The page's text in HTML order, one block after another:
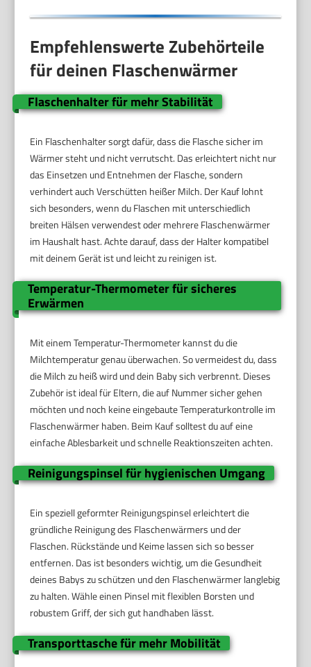
Empfehlenswerte Zubehörteile
für deinen Flaschenwärmer
Flaschenhalter für mehr Stabilität
Ein Flaschenhalter sorgt dafür, dass die Flasche sicher im
Wärmer steht und nicht verrutscht. Das erleichtert nicht nur
das Einsetzen und Entnehmen der Flasche, sondern
verhindert auch Verschütten heißer Milch. Der Kauf lohnt
sich besonders, wenn du Flaschen mit unterschiedlich
breiten Hälsen verwendest oder mehrere Flaschenwärmer
im Haushalt hast. Achte darauf, dass der Halter kompatibel
mit deinem Gerät ist und leicht zu reinigen ist.
Temperatur-Thermometer für sicheres
Erwärmen
Mit einem Temperatur-Thermometer kannst du die
Milchtemperatur genau überwachen. So vermeidest du, dass
die Milch zu heiß wird und dein Baby sich verbrennt. Dieses
Zubehör ist ideal für Eltern, die auf Nummer sicher gehen
möchten und noch keine eingebaute Temperaturkontrolle im
Flaschenwärmer haben. Beim Kauf solltest du auf eine
einfache Ablesbarkeit und schnelle Reaktionszeiten achten.
Reinigungspinsel für hygienischen Umgang
Ein speziell geformter Reinigungspinsel erleichtert die
gründliche Reinigung des Flaschenwärmers und der
Flaschen. Rückstände und Keime lassen sich so besser
entfernen. Das ist besonders wichtig, um die Gesundheit
deines Babys zu schützen und den Flaschenwärmer langlebig
zu halten. Wähle einen Pinsel mit flexiblen Borsten und
robustem Griff, der sich gut handhaben lässt.
Transporttasche für mehr Mobilität